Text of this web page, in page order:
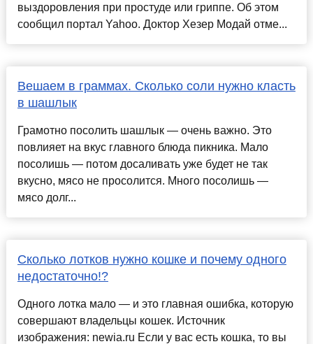
выздоровления при простуде или гриппе. Об этом
сообщил портал Yahoo. Доктор Хезер Модай отме...
Вешаем в граммах. Сколько соли нужно класть
в шашлык
Грамотно посолить шашлык — очень важно. Это
повлияет на вкус главного блюда пикника. Мало
посолишь — потом досаливать уже будет не так
вкусно, мясо не просолится. Много посолишь —
мясо долг...
Сколько лотков нужно кошке и почему одного
недостаточно!?
Одного лотка мало — и это главная ошибка, которую
совершают владельцы кошек. Источник
изображения: newia.ru Если у вас есть кошка, то вы